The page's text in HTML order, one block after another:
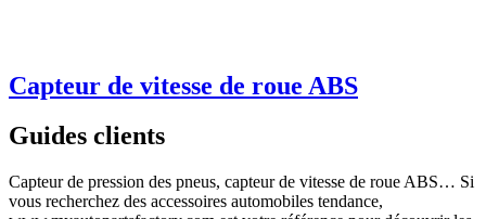
Capteur de vitesse de roue ABS
Guides clients
Capteur de pression des pneus, capteur de vitesse de roue ABS… Si
vous recherchez des accessoires automobiles tendance,